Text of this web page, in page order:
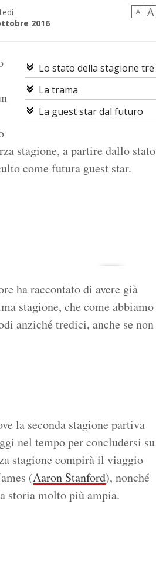
2016
A A
Lo stato della stagione tre
La trama
La guest star dal futuro
stagione, a partire dallo stato
come futura guest star.
ha raccontato di avere già
stagione, che come abbiamo
anziché tredici, anche se non
la seconda stagione partiva
nel tempo per concludersi su
stagione compirà il viaggio
(Aaron Stanford), nonché
storia molto più ampia.